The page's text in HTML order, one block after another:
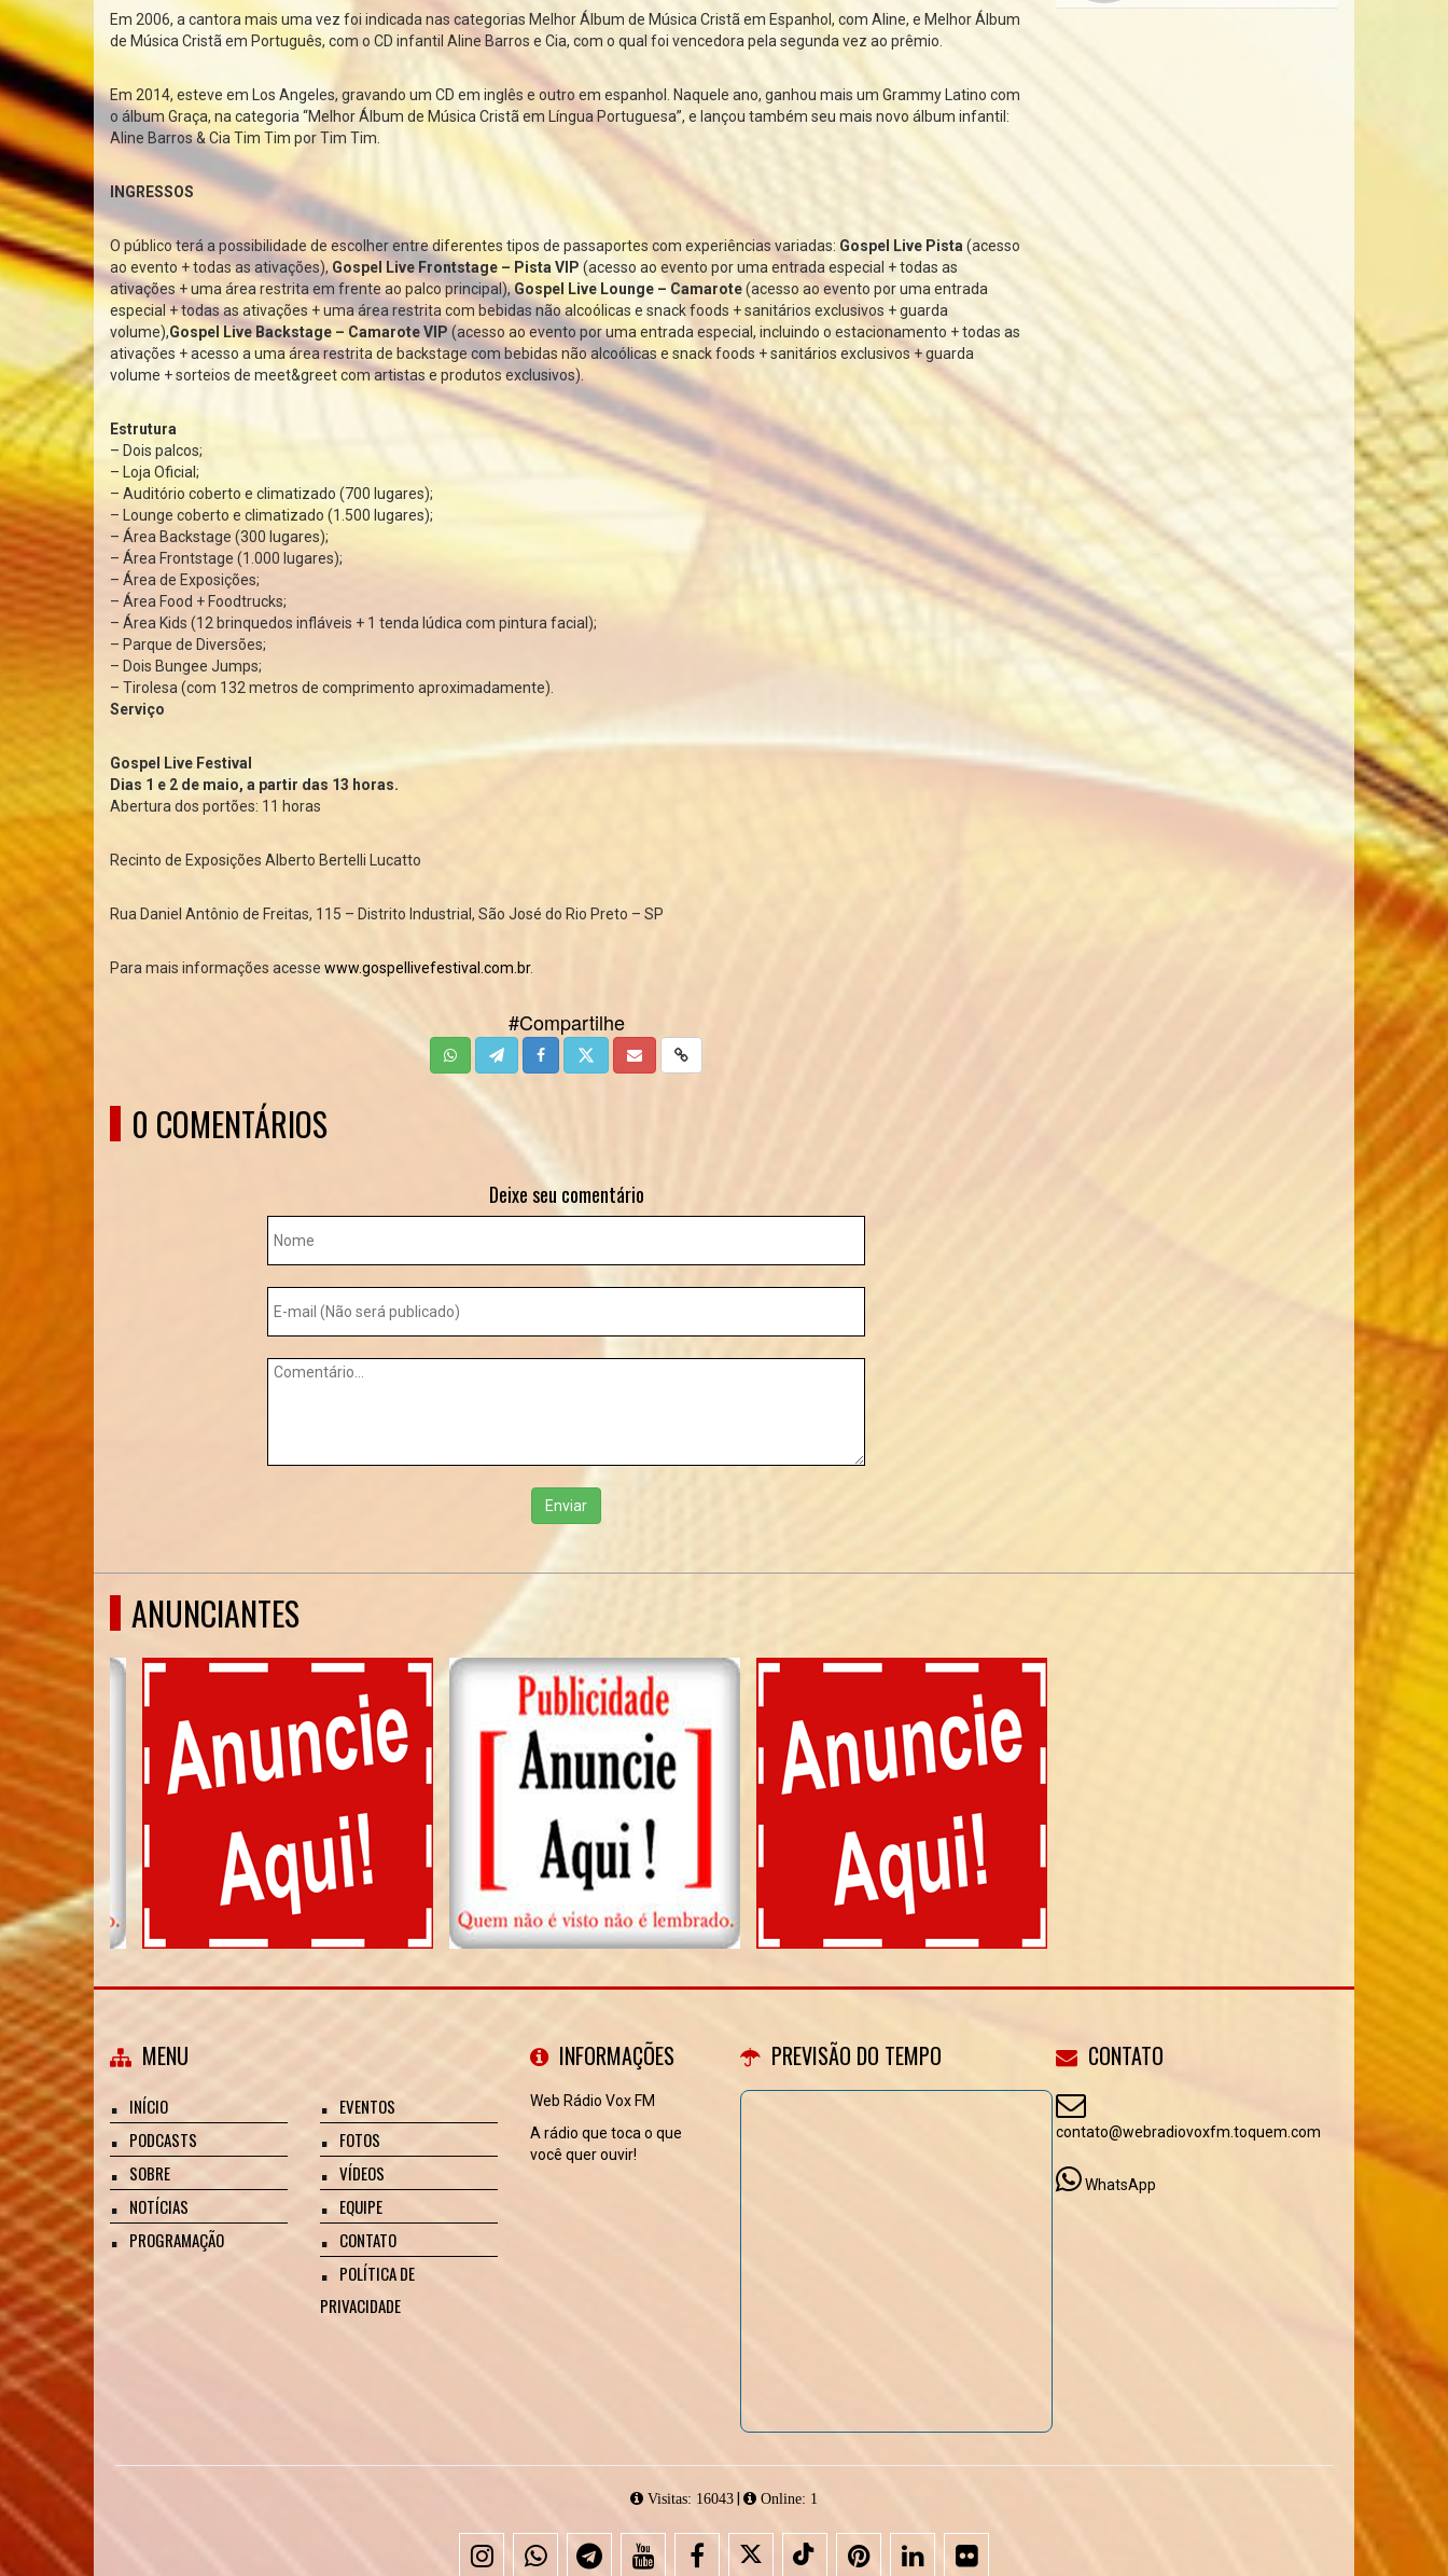
Em 2006, a cantora mais uma vez foi indicada nas categorias Melhor Álbum de Música Cristã em Espanhol, com Aline, e Melhor Álbum
de Música Cristã em Português, com o CD infantil Aline Barros e Cia, com o qual foi vencedora pela segunda vez ao prêmio.
Em 2014, esteve em Los Angeles, gravando um CD em inglês e outro em espanhol. Naquele ano, ganhou mais um Grammy Latino com
o álbum Graça, na categoria “Melhor Álbum de Música Cristã em Língua Portuguesa”, e lançou também seu mais novo álbum infantil:
Aline Barros & Cia Tim Tim por Tim Tim.
INGRESSOS
O público terá a possibilidade de escolher entre diferentes tipos de passaportes com experiências variadas: Gospel Live Pista (acesso
ao evento + todas as ativações), Gospel Live Frontstage – Pista VIP (acesso ao evento por uma entrada especial + todas as
ativações + uma área restrita em frente ao palco principal),Gospel Live Lounge – Camarote(acesso ao evento por uma entrada
especial + todas as ativações + uma área restrita com bebidas não alcoólicas e snack foods + sanitários exclusivos + guarda
volume),Gospel Live Backstage – Camarote VIP(acesso ao evento por uma entrada especial, incluindo o estacionamento + todas as
ativações + acesso a uma área restrita de backstage com bebidas não alcoólicas e snack foods + sanitários exclusivos + guarda
volume + sorteios de meet&greet com artistas e produtos exclusivos).
Estrutura
– Dois palcos;
– Loja Oficial;
– Auditório coberto e climatizado (700 lugares);
– Lounge coberto e climatizado (1.500 lugares);
– Área Backstage (300 lugares);
– Área Frontstage (1.000 lugares);
– Área de Exposições;
– Área Food + Foodtrucks;
– Área Kids (12 brinquedos infláveis + 1 tenda lúdica com pintura facial);
– Parque de Diversões;
– Dois Bungee Jumps;
– Tirolesa (com 132 metros de comprimento aproximadamente).
Serviço
Gospel Live Festival
Dias 1 e 2 de maio, a partir das 13 horas.
Abertura dos portões: 11 horas
Recinto de Exposições Alberto Bertelli Lucatto
Rua Daniel Antônio de Freitas, 115 – Distrito Industrial, São José do Rio Preto – SP
Para mais informações acesse www.gospellivefestival.com .br.
#Compartilhe
0 COMENTÁRIOS
Deixe seu comentário
Enviar
ANUNCIANTES
MENU
INÍCIO
PODCASTS
SOBRE
NOTÍCIAS
PROGRAMAÇÃO
EVENTOS
FOTOS
VÍDEOS
EQUIPE
CONTATO
POLÍTICA DE
PRIVACIDADE
INFORMAÇÕES
Web Rádio Vox FM
A rádio que toca o que
você quer ouvir!
PREVISÃO DO TEMPO CONTATO
contato@webradiovoxfm.toquem.com
WhatsApp
Visitas: 16043 | Online: 1